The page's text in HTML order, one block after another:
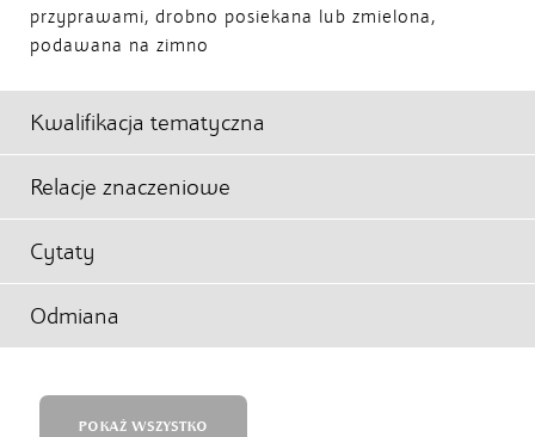
Autorzy
przyprawami, drobno posiekana lub zmielona,
podawana na zimno
Kwalifikacja tematyczna
Relacje znaczeniowe
Cytaty
Odmiana
POKAŻ WSZYSTKO